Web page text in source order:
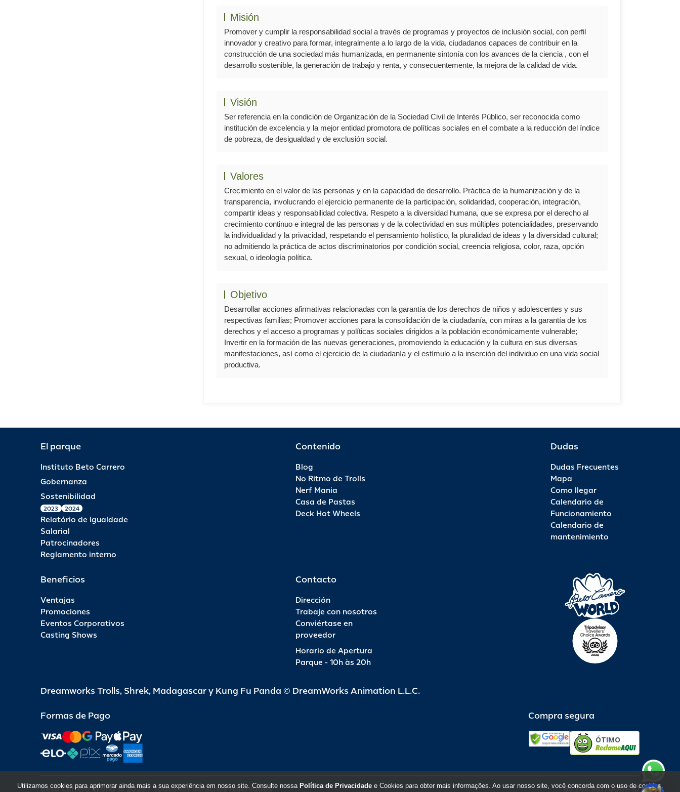
Misión
Promover y cumplir la responsabilidad social a través de programas y proyectos de inclusión social, con perfil
innovador y creativo para formar, integralmente a lo largo de la vida, ciudadanos capaces de contribuir en la
construcción de una sociedad más humanizada, en permanente sintonía con los avances de la ciencia , con el
desarrollo sostenible, la generación de trabajo y renta, y consecuentemente, la mejora de la calidad de vida.
Visión
Ser referencia en la condición de Organización de la Sociedad Civil de Interés Público, ser reconocida como
institución de excelencia y la mejor entidad promotora de políticas sociales en el combate a la reducción del índice
de pobreza, de desigualdad y de exclusión social.
Valores
Crecimiento en el valor de las personas y en la capacidad de desarrollo. Práctica de la humanización y de la
transparencia, involucrando el ejercicio permanente de la participación, solidaridad, cooperación, integración,
compartir ideas y responsabilidad colectiva. Respeto a la diversidad humana, que se expresa por el derecho al
crecimiento continuo e integral de las personas y de la colectividad en sus múltiples potencialidades, preservando
la individualidad y la privacidad, respetando el pensamiento holístico, la pluralidad de ideas y la diversidad cultural;
no admitiendo la práctica de actos discriminatorios por condición social, creencia religiosa, color, raza, opción
sexual, o ideología política.
Objetivo
Desarrollar acciones afirmativas relacionadas con la garantía de los derechos de niños y adolescentes y sus
respectivas familias; Promover acciones para la consolidación de la ciudadanía, con miras a la garantía de los
derechos y el acceso a programas y políticas sociales dirigidos a la población económicamente vulnerable;
Invertir en la formación de las nuevas generaciones, promoviendo la educación y la cultura en sus diversas
manifestaciones, así como el ejercicio de la ciudadanía y el estímulo a la inserción del individuo en una vida social
productiva.
El parque
Instituto Beto Carrero
Gobernanza
Sostenibilidad
2023 2024
Relatório de Igualdade
Salarial
Patrocinadores
Reglamento interno
Contenido
Blog
No Ritmo de Trolls
Nerf Mania
Casa de Pastas
Deck Hot Wheels
Dudas
Dudas Frecuentes
Mapa
Como llegar
Calendario de
Funcionamiento
Calendario de
mantenimiento
Beneficios
Ventajas
Promociones
Eventos Corporativos
Casting Shows
Contacto
Dirección
Trabaje con nosotros
Conviértase en
proveedor
Horario de Apertura
Parque - 10h às 20h
Dreamworks Trolls, Shrek, Madagascar y Kung Fu Panda © DreamWorks Animation L.L.C.
Formas de Pago Compra segura
ÓTIMO
Beto Carrero World @ 2026 / Todos los derechos reservados 85.248.987/0001-10
Utilizamos cookies para aprimorar ainda mais a sua experiência em nosso site. Consulte nossa Política de Privacidadee Cookies para obter mais informações. Ao usar nosso site, você concorda com o uso de cookies.